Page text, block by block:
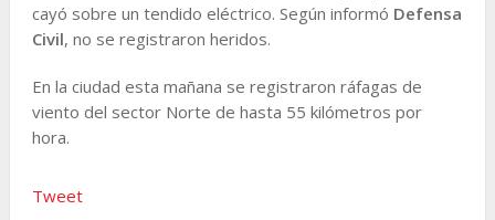
cayó sobre un tendido eléctrico. Según informó Defensa
Civil, no se registraron heridos.
En la ciudad esta mañana se registraron ráfagas de
viento del sector Norte de hasta 55 kilómetros por
hora.
Tweet